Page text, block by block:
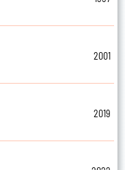
2001
2019